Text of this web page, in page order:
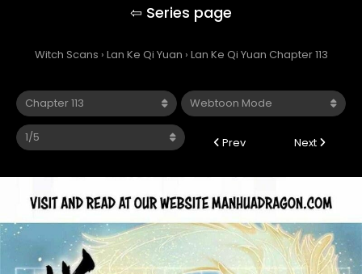
Witch Scans › Lan Ke Qi Yuan › Lan Ke Qi Yuan Chapter 113
Prev Next